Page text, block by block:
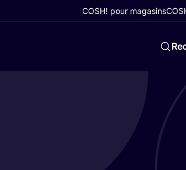
COSH! pour magasins